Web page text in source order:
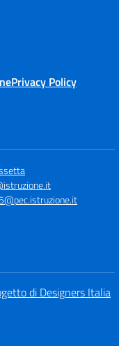
Privacy Policy
di Designers Italia